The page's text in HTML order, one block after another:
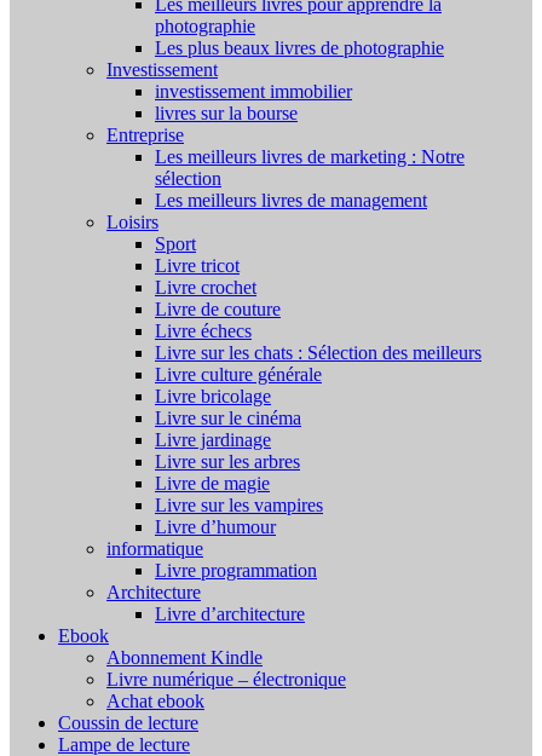
Les meilleurs livres pour apprendre la
photographie
Les plus beaux livres de photographie
Investissement
investissement immobilier
livres sur la bourse
Entreprise
Les meilleurs livres de marketing : Notre
sélection
Les meilleurs livres de management
Loisirs
Sport
Livre tricot
Livre crochet
Livre de couture
Livre échecs
Livre sur les chats : Sélection des meilleurs
Livre culture générale
Livre bricolage
Livre sur le cinéma
Livre jardinage
Livre sur les arbres
Livre de magie
Livre sur les vampires
Livre d’humour
informatique
Livre programmation
Architecture
Livre d’architecture
Ebook
Abonnement Kindle
Livre numérique – électronique
Achat ebook
Coussin de lecture
Lampe de lecture